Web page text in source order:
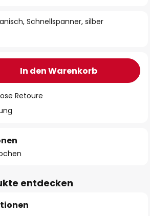
Schnellspanner, silber
In den Warenkorb
Retoure
entdecken